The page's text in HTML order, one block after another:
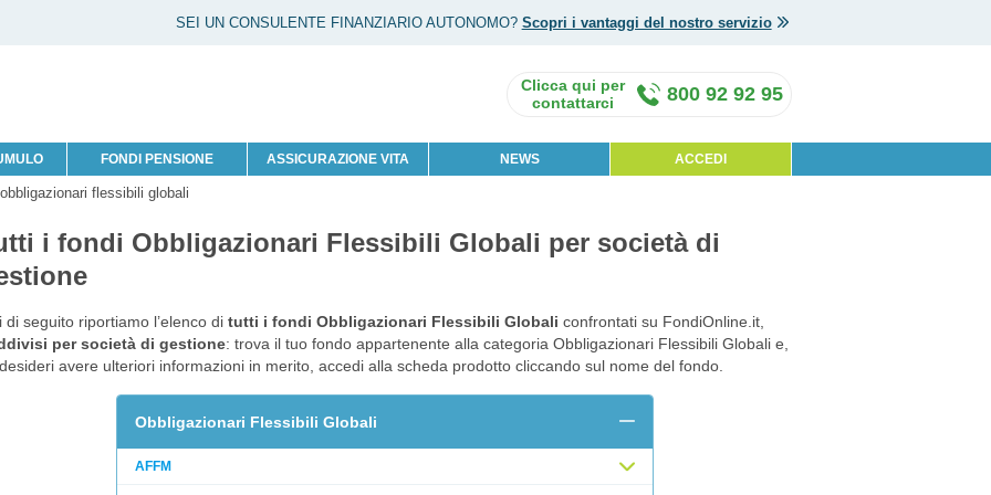
SEI UN CONSULENTE FINANZIARIO AUTONOMO? Scopri i vantaggi del nostro servizio
FONDI PENSIONE ASSICURAZIONE VITA NEWS ACCEDI
800 92 92 95
flessibili globali
i fondi Obbligazionari Flessibili Globali per società di
di seguito riportiamo l’elenco di tutti i fondi Obbligazionari Flessibili Globali confrontati su FondiOnline.it,
per società di gestione: trova il tuo fondo appartenente alla categoria Obbligazionari Flessibili Globali e,
avere ulteriori informazioni in merito, accedi alla scheda prodotto cliccando sul nome del fondo.
Obbligazionari Flessibili Globali
AFFM